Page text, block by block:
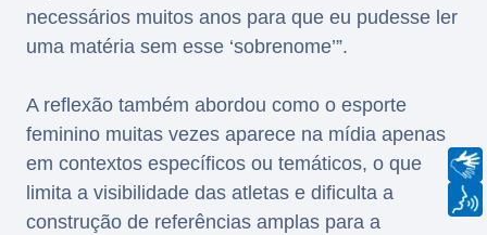
necessários muitos anos para que eu pudesse ler
uma matéria sem esse ‘sobrenome’”.
A reflexão também abordou como o esporte
feminino muitas vezes aparece na mídia apenas
em contextos específicos ou temáticos, o que
limita a visibilidade das atletas e dificulta a
construção de referências amplas para a